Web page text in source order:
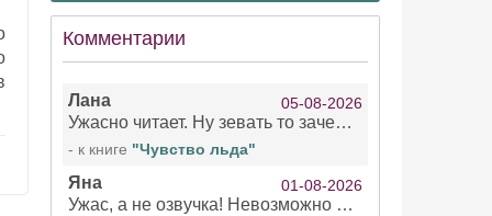
Комментарии
Лана 05-08-2026
Ужасно читает. Ну зевать то зачем. Уже не говорю, что ударения ставит, как хочет.
- к книге "Чувство льда"
Яна 01-08-2026
Ужас, а не озвучка! Невозможно вникать в смысл текста из за кривляний чтеца